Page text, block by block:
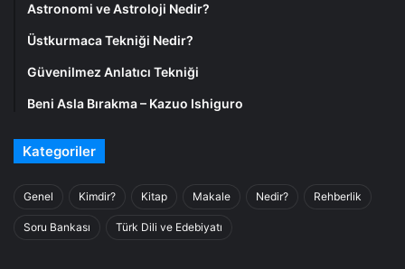
Astronomi ve Astroloji Nedir?
Üstkurmaca Tekniği Nedir?
Güvenilmez Anlatıcı Tekniği
Beni Asla Bırakma – Kazuo Ishiguro
Kategoriler
Genel Kimdir? Kitap Makale Nedir? Rehberlik
Soru Bankası Türk Dili ve Edebiyatı